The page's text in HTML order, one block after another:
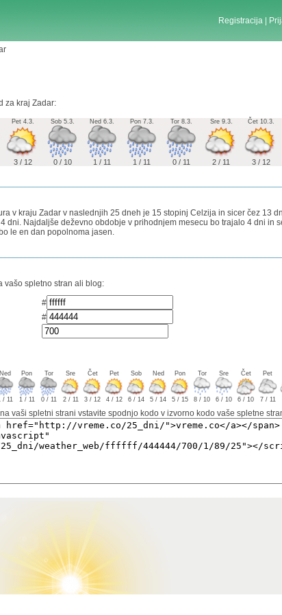
Registracija
za kraj Zadar:
Pet 4.3. Sob 5.3. Ned 6.3. Pon 7.3. Tor 8.3. Sre 9.3. Čet 10.3.
3 / 12 0 / 10 1 / 11 1 / 11 0 / 11 2 / 11 3 / 12
v kraju Zadar v naslednjih 25 dneh je 15 stopinj Celzija in sicer čez
dni. Najdaljše deževno obdobje v prihodnjem mesecu bo trajalo 4 dni
le en dan popolnoma jasen.
vašo spletno stran ali blog:
#
#
Ned
/ 11
Pon
1 / 11
Tor
0 / 11
Sre
2 / 11
Čet
3 / 12
Pet
4 / 12
Sob
6 / 14
Ned
5 / 14
Pon
5 / 15
Tor
8 / 10
Sre
6 / 10
Čet
6 / 10
Pet
7 / 11
vaši spletni strani vstavite spodnjo kodo v izvorno kodo vaše spletne